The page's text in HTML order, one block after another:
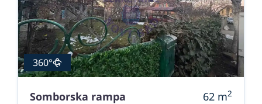
360°
Somborska rampa 62 m2